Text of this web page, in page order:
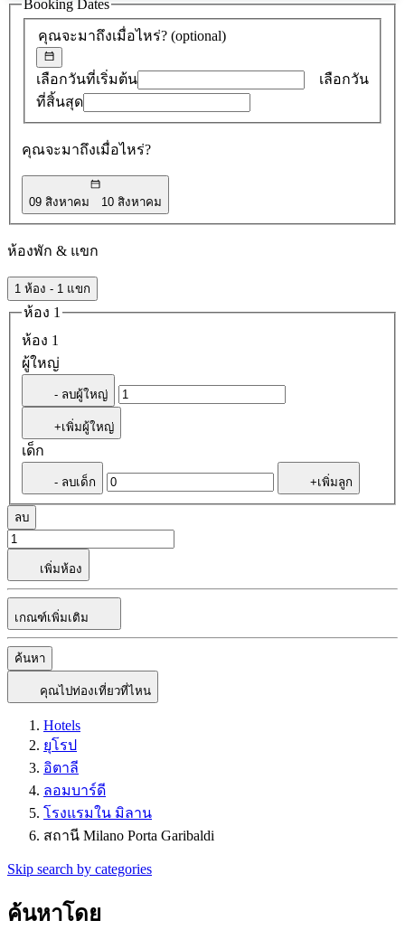
เสนอ
0
คุณจะมาถึงเมื่อไหร่? (optional)
เลือกวันที่เริ่มต้น
เลือกวัน
ที่สิ้นสุด
คุณจะมาถึงเมื่อไหร่?
09 สิงหาคม 10 สิงหาคม
Booking Dates
ห้องพัก & แขก
1 ห้อง - 1 แขก
ห้อง 1
ห้อง 1
ผู้ใหญ่
- ลบผู้ใหญ่
+เพิ่มผู้ใหญ่
เด็ก
- ลบเด็ก +เพิ่มลูก
ลบ
เพิ่มห้อง
เกณฑ์เพิ่มเติม
ค้นหา
คุณไปท่องเที่ยวที่ไหน
Hotels
ยุโรป
อิตาลี
ลอมบาร์ดี
โรงแรมใน มิลาน
สถานี Milano Porta Garibaldi
Skip search by categories
ค้นหาโดย